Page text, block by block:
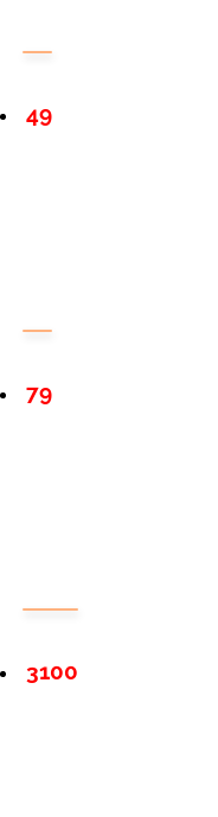
49
79
3100